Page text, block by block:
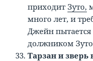
приходитЗуто,
много лет, и
Джейн пытается
должником
Тарзан и зверь